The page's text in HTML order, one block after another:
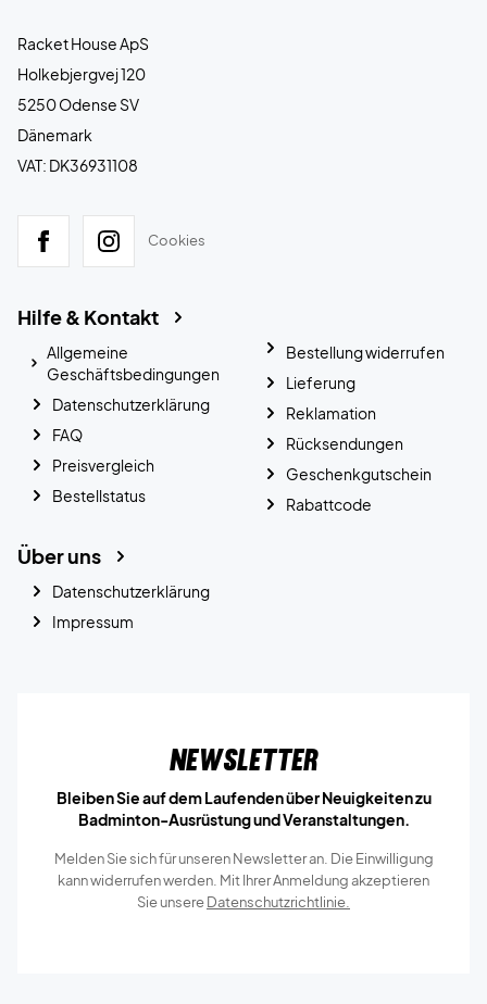
Racket House ApS
Holkebjergvej 120
5250 Odense SV
Dänemark
VAT: DK36931108
Cookies
Hilfe & Kontakt
Allgemeine
Geschäftsbedingungen
Datenschutzerklärung
FAQ
Preisvergleich
Bestellstatus
Bestellung widerrufen
Lieferung
Reklamation
Rücksendungen
Geschenkgutschein
Rabattcode
Über uns
Datenschutzerklärung
Impressum
Newsletter
Bleiben Sie auf dem Laufenden über Neuigkeiten zu
Badminton-Ausrüstung und Veranstaltungen.
Melden Sie sich für unseren Newsletter an. Die Einwilligung
kann widerrufen werden. Mit Ihrer Anmeldung akzeptieren
Sie unsereDatenschutzrichtlinie.